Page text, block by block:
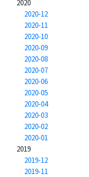
2020
2020-12
2020-11
2020-10
2020-09
2020-08
2020-07
2020-06
2020-05
2020-04
2020-03
2020-02
2020-01
2019
2019-12
2019-11